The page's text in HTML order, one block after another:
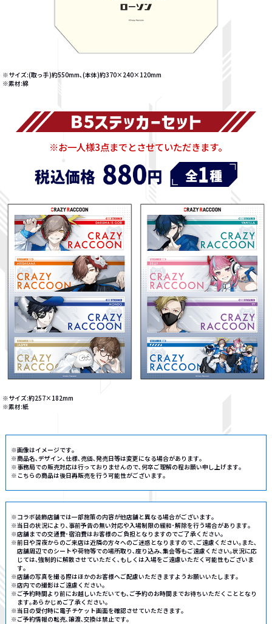
※サイズ:(取っ手)約550mm､(本体)約370×240×120mm
※素材:綿
※お一人様3点までとさせていただきます｡
※サイズ:約257×182mm
※素材:紙
※画像はイメージです｡
※商品名､デザイン､仕様､売価､発売日等は変更になる場合があります｡
※事務局での販売対応は行っておりませんので､何卒ご理解の程お願い申し上げます｡
※こちらの商品は後日再販売を行う可能性がございます｡
※コラボ装飾店舗では一部施策の内容が他店舗と異なる場合がございます｡
※当日の状況により､事前予告の無い対応や入場制限の緩和･解除を行う場合があります｡
※店舗までの交通費･宿泊費はお客様のご負担となりますのでご了承ください｡
※前日や深夜からのご来店は近隣の方々へのご迷惑となりますので､ご遠慮ください｡また､
店舗周辺でのシートや荷物等での場所取り､座り込み､集会等もご遠慮ください｡状況に応
じては､強制的に解散させていただく､もしくは入場をご遠慮いただく可能性もございま
す｡
※店舗の写真を撮る際はほかのお客様へご配慮いただきますようお願いいたします｡
※店内での撮影はご遠慮ください｡
※ご予約時間より前にお越しいただいても､ご予約のお時間までお待ちいただくこととなり
ます｡あらかじめご了承ください｡
※当日の受付時に電子チケット画面を確認させていただきます｡
※ご予約情報の転売､譲渡､交換は禁止です｡